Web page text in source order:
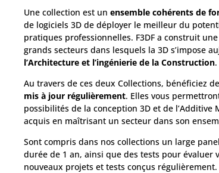
Une collection est un ensemble cohérents de
de logiciels 3D de déployer le meilleur du
pratiques professionnelles. F3DF a construit
grands secteurs dans lesquels la 3D s’impose
l’Architecture et l’ingénierie de la Construction.
Au travers de ces deux Collections, bénéficiez
mis à jour régulièrement. Elles vous
possibilités de la conception 3D et de
acquis en maîtrisant un secteur dans son
Sont compris dans nos collections un large
durée de 1 an, ainsi que des tests pour évaluer
nouveaux projets et tests conçus régulièrement.